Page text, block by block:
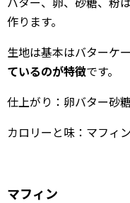
作ります。
生地は基本はバターケー
ているのが特徴です。
仕上がり：卵バター砂
カロリーと味：マフィ
マフィン